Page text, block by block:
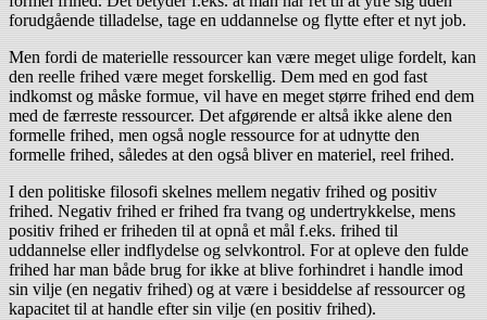
forudgående tilladelse, tage en uddannelse og flytte efter et nyt job.
Men fordi de materielle ressourcer kan være meget ulige fordelt, kan
den reelle frihed være meget forskellig. Dem med en god fast
indkomst og måske formue, vil have en meget større frihed end dem
med de færreste ressourcer. Det afgørende er altså ikke alene den
formelle frihed, men også nogle ressource for at udnytte den
formelle frihed, således at den også bliver en materiel, reel frihed.
I den politiske filosofi skelnes mellem negativ frihed og positiv
frihed. Negativ frihed er frihed fra tvang og undertrykkelse, mens
positiv frihed er friheden til at opnå et mål f.eks. frihed til
uddannelse eller indflydelse og selvkontrol. For at opleve den fulde
frihed har man både brug for ikke at blive forhindret i handle imod
sin vilje (en negativ frihed) og at være i besiddelse af ressourcer og
kapacitet til at handle efter sin vilje (en positiv frihed).